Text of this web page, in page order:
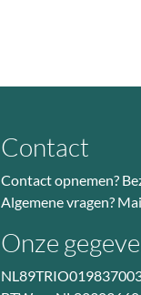
Contact
Contact opnemen?
Algemene vragen?
Onze